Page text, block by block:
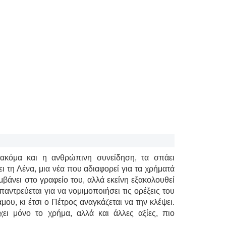
και η ανθρώπινη συνείδηση, τα σπάει
τη Λένα, μια νέα που αδιαφορεί για τα χρήματά
στο γραφείο του, αλλά εκείνη εξακολουθεί
για να νομιμοποιήσει τις ορέξεις του
κι έτσι ο Πέτρος αναγκάζεται να την κλέψει.
μόνο το χρήμα, αλλά και άλλες αξίες, πιο